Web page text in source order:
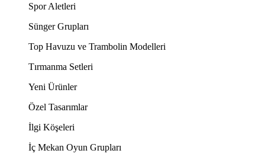
Spor Aletleri
Sünger Grupları
Top Havuzu ve Trambolin Modelleri
Tırmanma Setleri
Yeni Ürünler
Özel Tasarımlar
İlgi Köşeleri
İç Mekan Oyun Grupları